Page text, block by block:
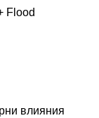
Flood
влияния